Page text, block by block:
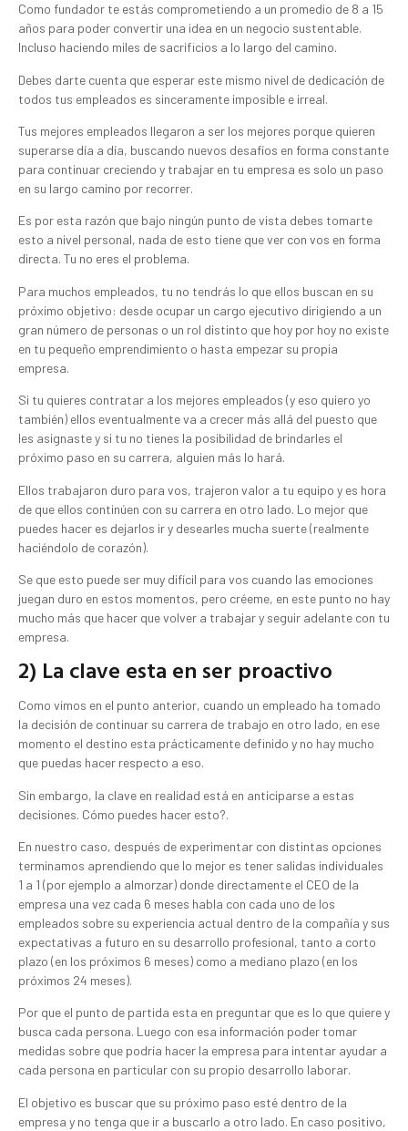
Como fundador te estás comprometiendo a un promedio de 8 a 15
años para poder convertir una idea en un negocio sustentable.
Incluso haciendo miles de sacrificios a lo largo del camino.
Debes darte cuenta que esperar este mismo nivel de dedicación de
todos tus empleados es sinceramente imposible e irreal.
Tus mejores empleados llegaron a ser los mejores porque quieren
superarse día a día, buscando nuevos desafíos en forma constante
para continuar creciendo y trabajar en tu empresa es solo un paso
en su largo camino por recorrer.
Es por esta razón que bajo ningún punto de vista debes tomarte
esto a nivel personal, nada de esto tiene que ver con vos en forma
directa. Tu no eres el problema.
Para muchos empleados, tu no tendrás lo que ellos buscan en su
próximo objetivo: desde ocupar un cargo ejecutivo dirigiendo a un
gran número de personas o un rol distinto que hoy por hoy no existe
en tu pequeño emprendimiento o hasta empezar su propia
empresa.
Si tu quieres contratar a los mejores empleados (y eso quiero yo
también) ellos eventualmente va a crecer más allá del puesto que
les asignaste y si tu no tienes la posibilidad de brindarles el
próximo paso en su carrera, alguien más lo hará.
Ellos trabajaron duro para vos, trajeron valor a tu equipo y es hora
de que ellos continúen con su carrera en otro lado. Lo mejor que
puedes hacer es dejarlos ir y desearles mucha suerte (realmente
haciéndolo de corazón).
Se que esto puede ser muy difícil para vos cuando las emociones
juegan duro en estos momentos, pero créeme, en este punto no hay
mucho más que hacer que volver a trabajar y seguir adelante con tu
empresa.
2) La clave esta en ser proactivo
Como vimos en el punto anterior, cuando un empleado ha tomado
la decisión de continuar su carrera de trabajo en otro lado, en ese
momento el destino esta prácticamente definido y no hay mucho
que puedas hacer respecto a eso.
Sin embargo, la clave en realidad está en anticiparse a estas
decisiones. Cómo puedes hacer esto?.
En nuestro caso, después de experimentar con distintas opciones
terminamos aprendiendo que lo mejor es tener salidas individuales
1 a 1 (por ejemplo a almorzar) donde directamente el CEO de la
empresa una vez cada 6 meses habla con cada uno de los
empleados sobre su experiencia actual dentro de la compañía y sus
expectativas a futuro en su desarrollo profesional, tanto a corto
plazo (en los próximos 6 meses) como a mediano plazo (en los
próximos 24 meses).
Por que el punto de partida esta en preguntar que es lo que quiere y
busca cada persona. Luego con esa información poder tomar
medidas sobre que podría hacer la empresa para intentar ayudar a
cada persona en particular con su propio desarrollo laborar.
El objetivo es buscar que su próximo paso esté dentro de la
empresa y no tenga que ir a buscarlo a otro lado. En caso positivo,